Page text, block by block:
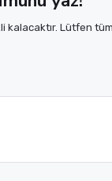
kalacaktır. Lütfen